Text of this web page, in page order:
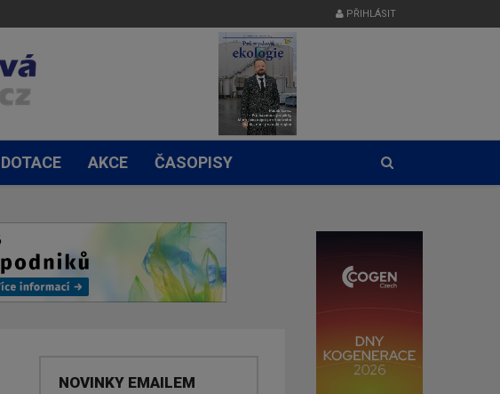
PŘIHLÁSIT
DOTACE AKCE ČASOPISY
NOVINKY EMAILEM